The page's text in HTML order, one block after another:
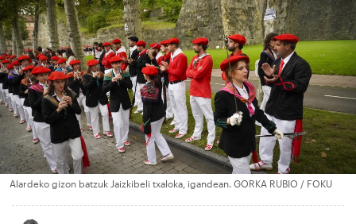
Alardeko gizon batzuk Jaizkibeli txaloka, igandean. GORKA RUBIO / FOKU